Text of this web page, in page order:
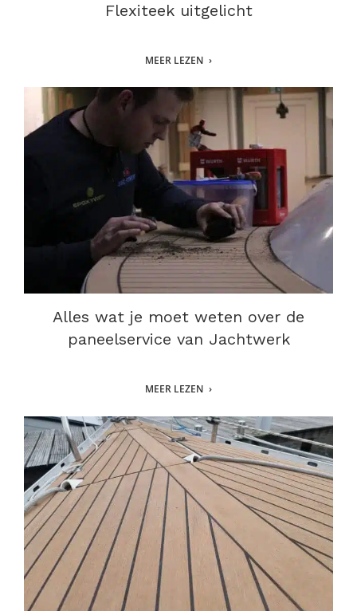
Flexiteek uitgelicht
MEER LEZEN
Alles wat je moet weten over de
paneelservice van Jachtwerk
MEER LEZEN